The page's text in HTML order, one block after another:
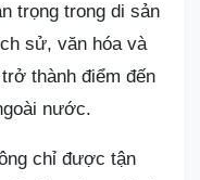
trọng trong di sản
sử, văn hóa và
thành điểm đến
nước.
chỉ được tận